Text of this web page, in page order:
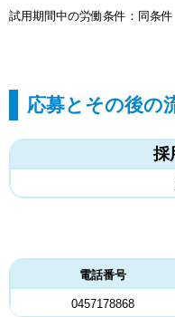
試用期間中の労働条件：同条件
応募とその後の
採
電話番号
0457178868